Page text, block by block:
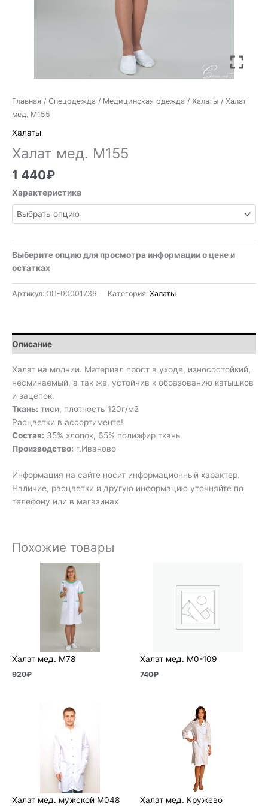
Главная / Спецодежда / Медицинская одежда / Халаты / Халат
мед. М155
Халаты
Халат мед. М155
1 440₽
Характеристика
Выберите опцию для просмотра информации о цене и
остатках
Артикул: ОП-00001736 Категория: Халаты
Описание
Халат на молнии. Материал прост в уходе, износостойкий,
несминаемый, а так же, устойчив к образованию катышков
и зацепок.
Ткань: тиси, плотность 120г/м2
Расцветки в ассортименте!
Состав: 35% хлопок, 65% полиэфир ткань
Производство: г.Иваново
Информация на сайте носит информационный характер.
Наличие, расцветки и другую информацию уточняйте по
телефону или в магазинах
Похожие товары
Халат мед. М78
920₽
Халат мед. М0-109
740₽
Халат мед. мужской М048 Халат мед. Кружево